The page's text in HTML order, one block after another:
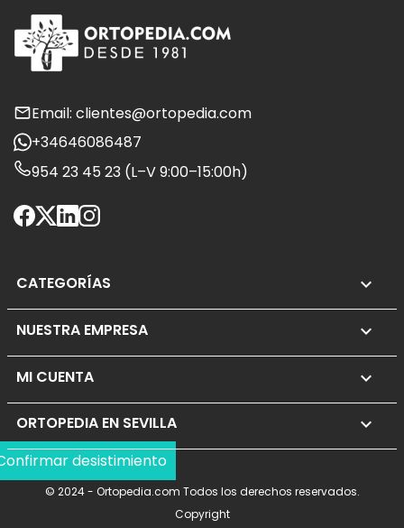
Email: clientes@ortopedia.com
+34646086487
954 23 45 23 (L–V 9:00–15:00h)
CATEGORÍAS 
NUESTRA EMPRESA 
MI CUENTA 
ORTOPEDIA EN SEVILLA keyboard_arrow_down
desistimiento
© 2024 - Ortopedia.com Todos los derechos reservados.
Copyright